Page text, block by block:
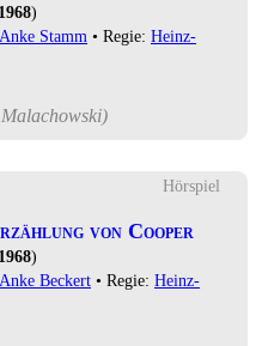
1968)
Anke Stamm • Regie: Heinz-
)
Hörspiel
von Cooper
1968)
Anke Beckert • Regie: Heinz-